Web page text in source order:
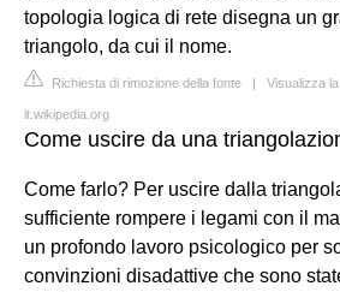
topologia logica di rete disegna un
triangolo, da cui il nome.
Richiesta di rimozione della fonte | Visualizza
it.wikipedia.org
Come uscire da una
Come farlo? Per uscire dalla
sufficiente rompere i legami con il
un profondo lavoro psicologico per
convinzioni disadattive che sono